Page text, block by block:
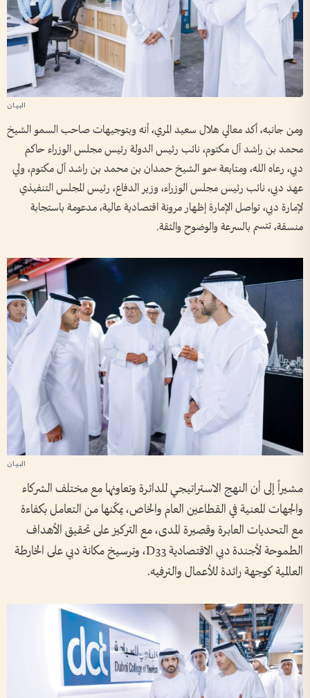
ومن جانبه، أكد معالي هلال سعيد المري، أنه وبتوجيهات صاحب السمو الشيخ
محمد بن راشد آل مكتوم، نائب رئيس الدولة رئيس مجلس الوزراء حاكم
دبي، رعاه الله، ومتابعة سمو الشيخ حمدان بن محمد بن راشد آل مكتوم، ولي
عهد دبي، نائب رئيس مجلس الوزراء، وزير الدفاع، رئيس المجلس التنفيذي
لإمارة دبي، تواصل الإمارة إظهار مرونة اقتصادية عالية، مدعومة باستجابة
منسقة، تتسم بالسرعة والوضوح والثقة.
مشيراً إلى أن النهج الاستراتيجي للدائرة وتعاونها مع مختلف الشركاء
والجهات المعنية في القطاعين العام والخاص، يمكّنها من التعامل بكفاءة
مع التحديات العابرة وقصيرة المدى، مع التركيز على تحقيق الأهداف
الطموحة لأجندة دبي الاقتصادية D33، وترسيخ مكانة دبي على الخارطة
العالمية كوجهة رائدة للأعمال والترفيه.